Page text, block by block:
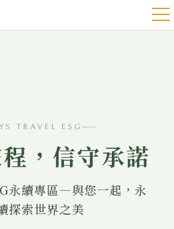
TRAVEL ESG
，信守承諾
永續專區—與您一起，永
探索世界之美